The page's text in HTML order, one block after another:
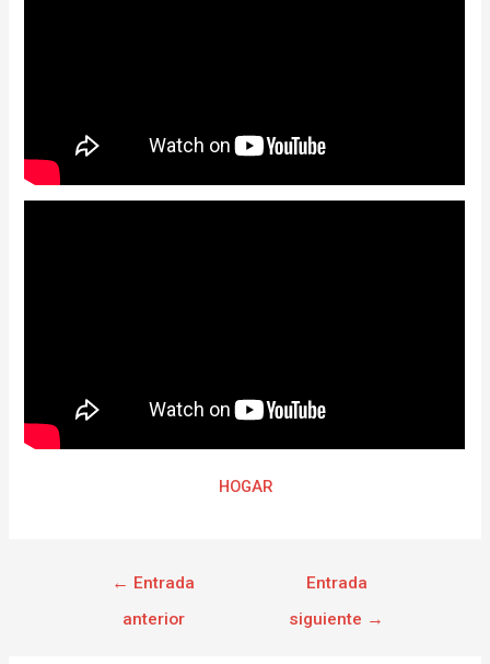
HOGAR
← Entrada
anterior
Entrada
siguiente →